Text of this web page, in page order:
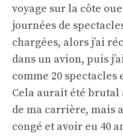
voyage sur la côte
journées de
chargées, alors j’ai
dans un avion, puis
comme 20 spectacles
Cela aurait été brutal
de ma carrière, mais
congé et avoir eu 40